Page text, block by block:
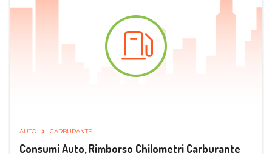
AUTO CARBURANTE
Consumi Auto, Rimborso Chilometri Carburante